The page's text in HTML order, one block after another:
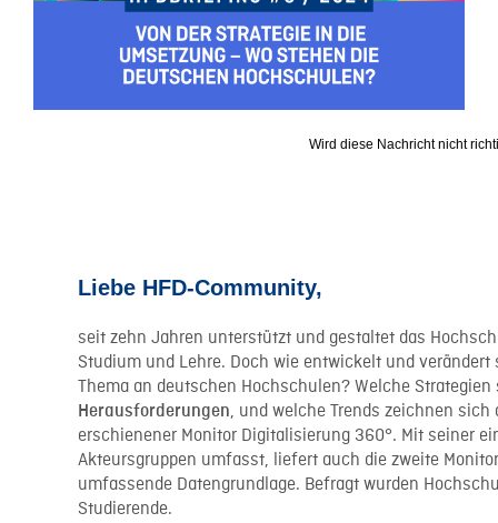
Wird diese Nachricht nicht
Liebe HFD-Community,
seit zehn Jahren unterstützt und gestaltet das
Studium und Lehre. Doch wie entwickelt und
Thema an deutschen Hochschulen? Welche
Herausforderungen, und welche Trends zeichnen
erschienener Monitor Digitalisierung 360°. Mit seiner
Akteursgruppen umfasst, liefert auch die zweite
umfassende Datengrundlage. Befragt wurden
Studierende.